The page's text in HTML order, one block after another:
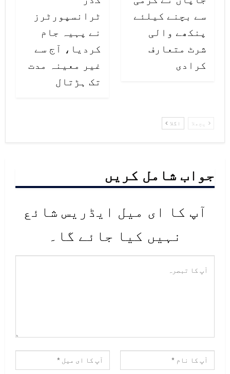
سے بچنے کیلئے
پنکھے والی
شرٹ متعارف
کرادی
ٹرانسپورٹرز
نے پہیہ جام
کردیا، آج سے
غیر معینہ مدت
تک ہڑتال
پچھلا اگلا
جواب شامل کریں
آپ کا ای میل ایڈریس شائع
نہیں کیا جائے گا۔